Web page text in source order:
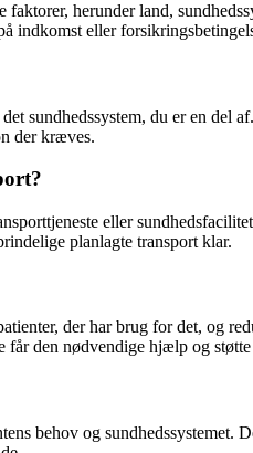
herunder land,
indkomst eller
sundhedssystem, du er en del
der kræves.
eller
planlagte transport klar.
der har brug for det, og
får den nødvendige hjælp og
behov og sundhedssystemet.